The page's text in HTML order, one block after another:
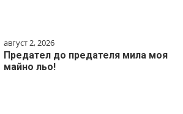
август 2, 2026
Предател до предателя мила моя
майно льо!